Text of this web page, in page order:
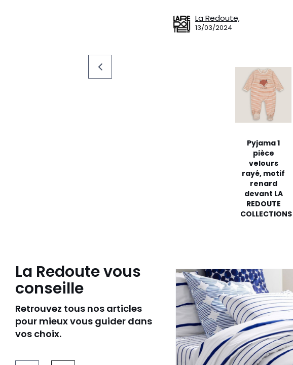
La Redoute,
13/03/2024
Pyjama 1
pièce
velours
rayé, motif
renard
devant LA
REDOUTE
COLLECTIONS
La Redoute vous
conseille
Retrouvez tous nos articles
pour mieux vous guider dans
vos choix.